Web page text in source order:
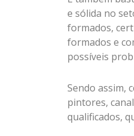
e sólida no
formados,
formados e
possíveis
Sendo assim,
pintores,
qualificados,